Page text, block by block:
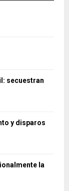
secuestran
y disparos
la